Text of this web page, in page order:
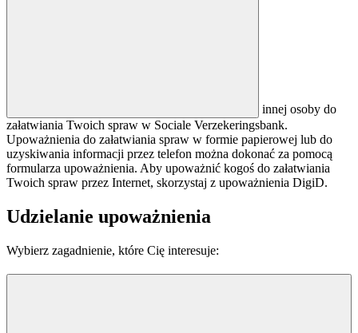
innej osoby do
załatwiania Twoich spraw w Sociale Verzekeringsbank.
Upoważnienia do załatwiania spraw w formie papierowej lub do
uzyskiwania informacji przez telefon można dokonać za pomocą
formularza upoważnienia. Aby upoważnić kogoś do załatwiania
Twoich spraw przez Internet, skorzystaj z upoważnienia DigiD.
Udzielanie upoważnienia
Wybierz zagadnienie, które Cię interesuje: